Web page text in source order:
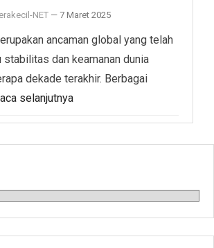
NET — 7 Maret 2025
ancaman global yang telah
stabilitas dan keamanan dunia
dekade terakhir. Berbagai
selanjutnya